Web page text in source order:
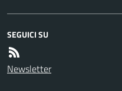
SEGUICI SU
Newsletter